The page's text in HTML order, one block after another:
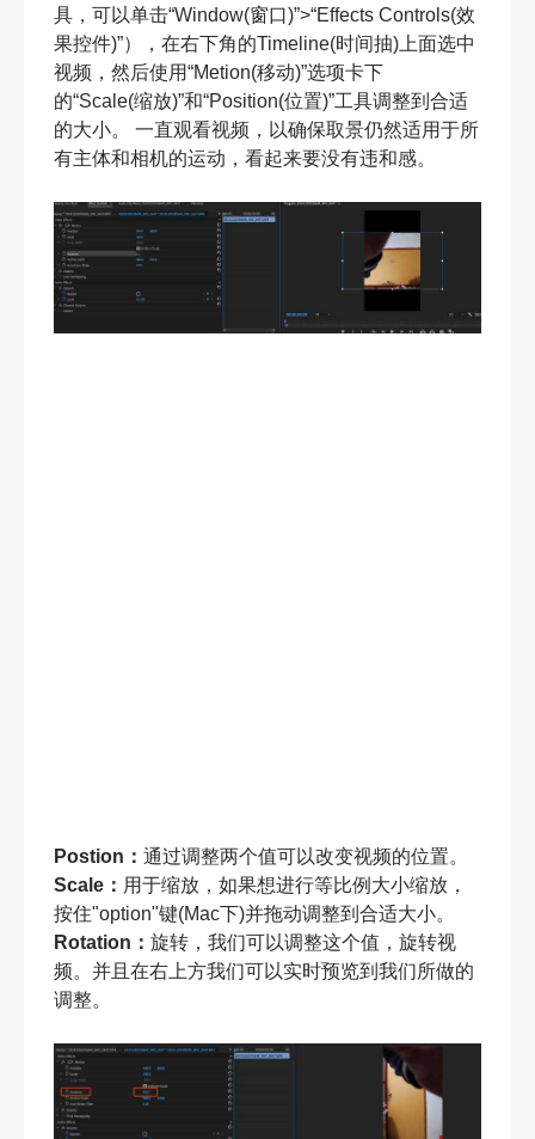
具，可以单击“Window(窗口)”>“Effects Controls(效
果控件)”），在右下角的Timeline(时间抽)上面选中
视频，然后使用“Metion(移动)”选项卡下
的“Scale(缩放)”和“Position(位置)”工具调整到合适
的大小。 一直观看视频，以确保取景仍然适用于所
有主体和相机的运动，看起来要没有违和感。
Postion： 通过调整两个值可以改变视频的位置。
Scale： 用于缩放，如果想进行等比例大小缩放，
按住"option"键(Mac下)并拖动调整到合适大小。
Rotation： 旋转，我们可以调整这个值，旋转视
频。并且在右上方我们可以实时预览到我们所做的
调整。